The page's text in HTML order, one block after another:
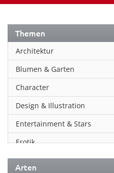
Themen
Architektur
Blumen & Garten
Character
Design & Illustration
Entertainment & Stars
Erotik
Essen & Trinken
Arten